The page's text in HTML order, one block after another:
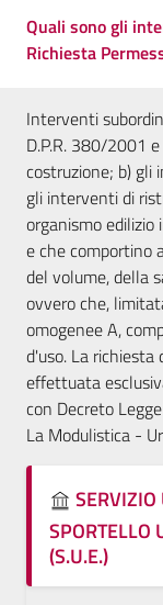
Quali sono gli
Richiesta
Interventi
D.P.R. 380/2001
costruzione; b) gli
gli interventi di
organismo
e che comportino
del volume, della
ovvero che,
omogenee A,
d'uso. La richiesta
effettuata
con Decreto
La Modulistica -
SERVIZIO
SPORTELLO
(S.U.E.)